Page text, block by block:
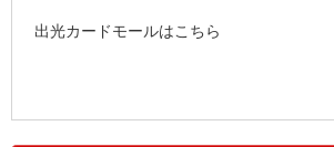
出光カードモールはこちら